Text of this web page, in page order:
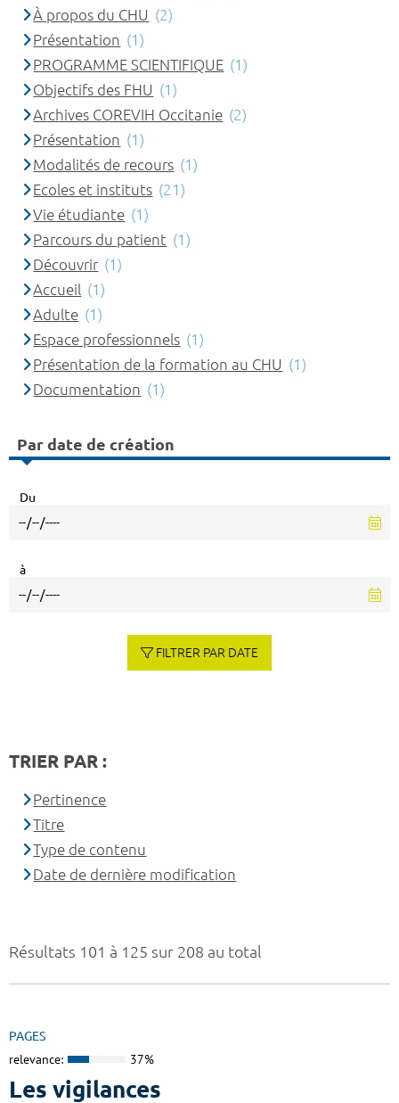
Résultats 101 à 125 sur 208 au total
PAGES
relevance: 37%
Les vigilances
À propos du CHU (2)
Présentation (1)
PROGRAMME SCIENTIFIQUE (1)
Objectifs des FHU (1)
Archives COREVIH Occitanie (2)
Présentation (1)
Modalités de recours (1)
Ecoles et instituts (21)
Vie étudiante (1)
Parcours du patient (1)
Découvrir (1)
Accueil (1)
Adulte (1)
Espace professionnels (1)
Présentation de la formation au CHU (1)
Documentation (1)
Par date de création
Du
à
FILTRER PAR DATE
TRIER PAR :
Pertinence
Titre
Type de contenu
Date de dernière modification